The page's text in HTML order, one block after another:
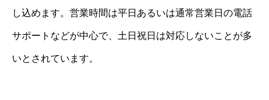
し込めます。営業時間は平日あるいは通常営業日の電話
サポートなどが中心で、土日祝日は対応しないことが多
いとされています。